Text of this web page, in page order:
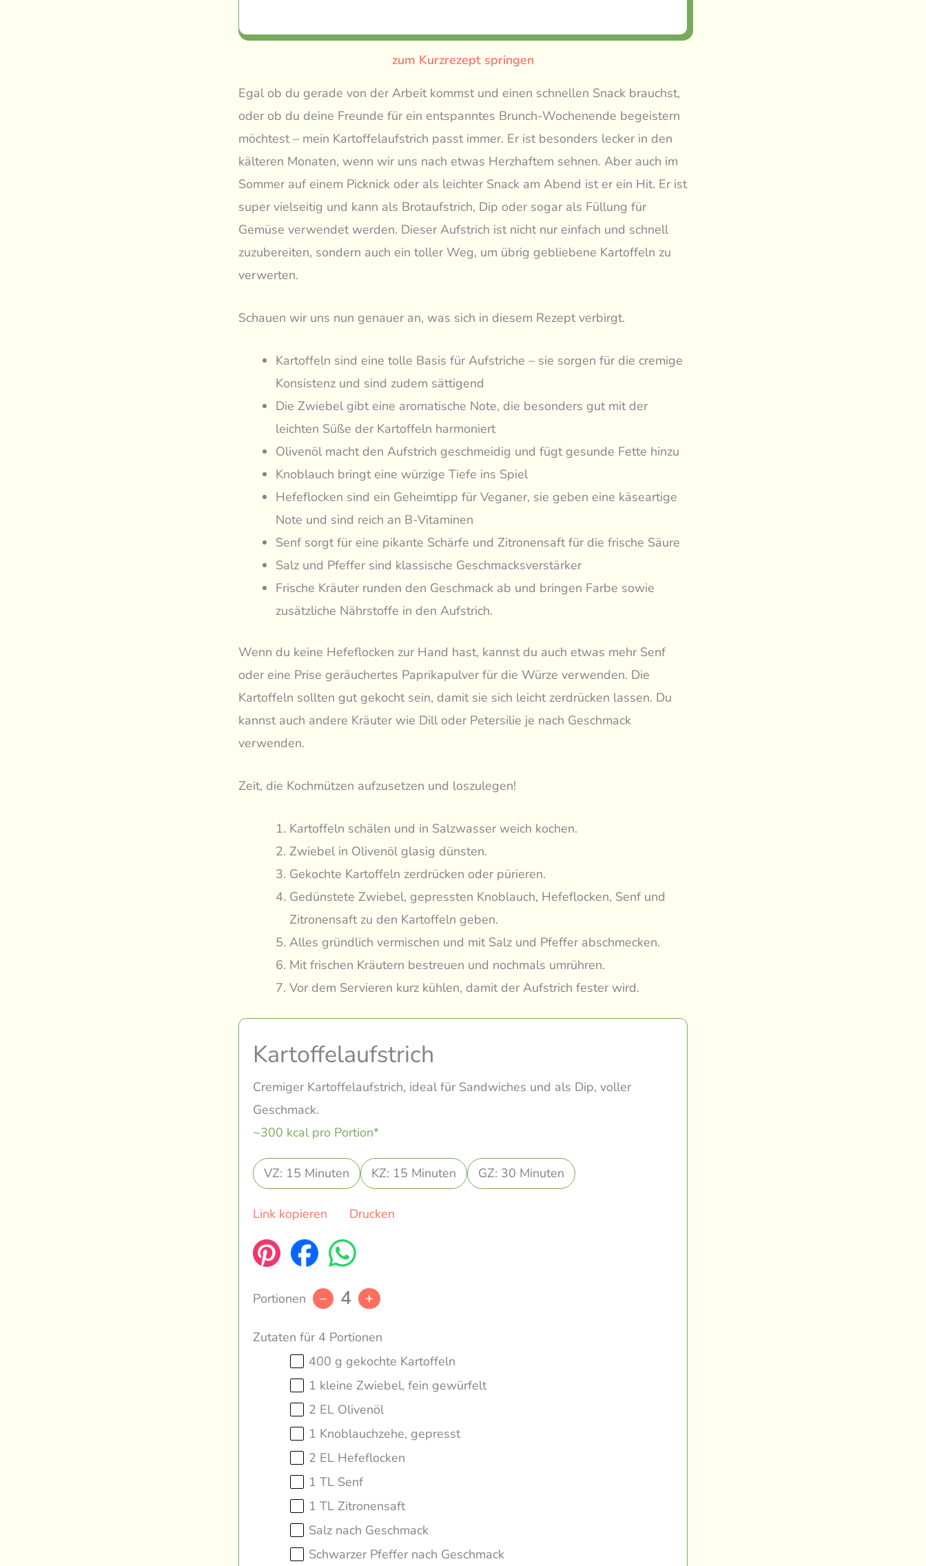
zum Kurzrezept springen
Egal ob du gerade von der Arbeit kommst und einen schnellen Snack brauchst,
oder ob du deine Freunde für ein entspanntes Brunch-Wochenende begeistern
möchtest – mein Kartoffelaufstrich passt immer. Er ist besonders lecker in den
kälteren Monaten, wenn wir uns nach etwas Herzhaftem sehnen. Aber auch im
Sommer auf einem Picknick oder als leichter Snack am Abend ist er ein Hit. Er ist
super vielseitig und kann als Brotaufstrich, Dip oder sogar als Füllung für
Gemüse verwendet werden. Dieser Aufstrich ist nicht nur einfach und schnell
zuzubereiten, sondern auch ein toller Weg, um übrig gebliebene Kartoffeln zu
verwerten.
Schauen wir uns nun genauer an, was sich in diesem Rezept verbirgt.
Kartoffeln sind eine tolle Basis für Aufstriche – sie sorgen für die cremige
Konsistenz und sind zudem sättigend
Die Zwiebel gibt eine aromatische Note, die besonders gut mit der
leichten Süße der Kartoffeln harmoniert
Olivenöl macht den Aufstrich geschmeidig und fügt gesunde Fette hinzu
Knoblauch bringt eine würzige Tiefe ins Spiel
Hefeflocken sind ein Geheimtipp für Veganer, sie geben eine käseartige
Note und sind reich an B-Vitaminen
Senf sorgt für eine pikante Schärfe und Zitronensaft für die frische Säure
Salz und Pfeffer sind klassische Geschmacksverstärker
Frische Kräuter runden den Geschmack ab und bringen Farbe sowie
zusätzliche Nährstoffe in den Aufstrich.
Wenn du keine Hefeflocken zur Hand hast, kannst du auch etwas mehr Senf
oder eine Prise geräuchertes Paprikapulver für die Würze verwenden. Die
Kartoffeln sollten gut gekocht sein, damit sie sich leicht zerdrücken lassen. Du
kannst auch andere Kräuter wie Dill oder Petersilie je nach Geschmack
verwenden.
Zeit, die Kochmützen aufzusetzen und loszulegen!
Kartoffeln schälen und in Salzwasser weich kochen.
Zwiebel in Olivenöl glasig dünsten.
Gekochte Kartoffeln zerdrücken oder pürieren.
Gedünstete Zwiebel, gepressten Knoblauch, Hefeflocken, Senf und
Zitronensaft zu den Kartoffeln geben.
Alles gründlich vermischen und mit Salz und Pfeffer abschmecken.
Mit frischen Kräutern bestreuen und nochmals umrühren.
Vor dem Servieren kurz kühlen, damit der Aufstrich fester wird.
Kartoffelaufstrich
Cremiger Kartoffelaufstrich, ideal für Sandwiches und als Dip, voller
Geschmack.
~300 kcal pro Portion*
VZ: 15 Minuten KZ: 15 Minuten GZ: 30 Minuten
Link kopieren Drucken
Portionen – 4 +
Zutaten für 4 Portionen
400 g gekochte Kartoffeln
1 kleine Zwiebel, fein gewürfelt
2 EL Olivenöl
1 Knoblauchzehe, gepresst
2 EL Hefeflocken
1 TL Senf
1 TL Zitronensaft
Salz nach Geschmack
Schwarzer Pfeffer nach Geschmack